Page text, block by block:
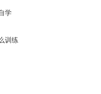
学
训练